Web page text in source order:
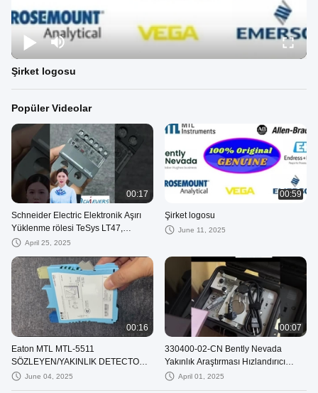
Şirket logosu
Popüler Videolar
00:17
Schneider Electric Elektronik Aşırı
Yüklenme rölesi TeSys LT47,
manuel, 0.5 ila 6A, 200 ila 240VAC
April 25, 2025
00:59
Şirket logosu
June 11, 2025
00:16
Eaton MTL MTL-5511
SÖZLEYEN/YAKINLIK DETECTOR
arayüzüJune 04, 2025
00:07
330400-02-CN Bently Nevada
Yakınlık Araştırması Hızlandırıcı
Hızlandırma Dönüştürücüleri
April 01, 2025